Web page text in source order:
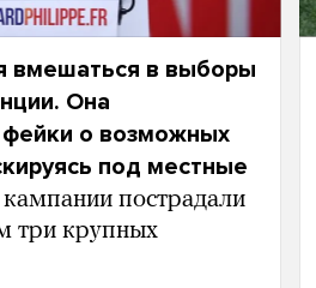
вмешаться в выборы
Она
фейки о возможных
под местные
пострадали
три крупных